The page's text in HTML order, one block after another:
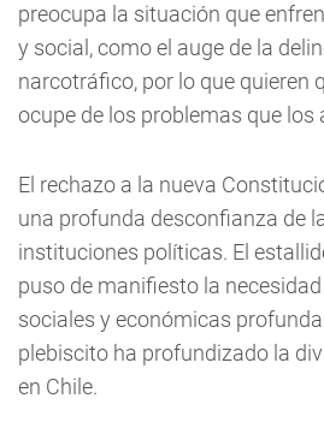
preocupa la situación que
y social, como el auge de la
narcotráfico, por lo que quieren
ocupe de los problemas que los
El rechazo a la nueva
una profunda desconfianza de
instituciones políticas. El
puso de manifiesto la
sociales y económicas
plebiscito ha profundizado la
en Chile.